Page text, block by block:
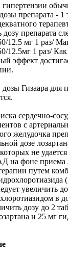
препарата - 1
дозу препарата
12.5 мг 1 раз/
12.5мг 1 раз/
эффект
Гизаара для
сердечно-
с
желудочка
дозе
не
на фоне приема
путем
увеличить
в
дозу до 2
и 25 мг